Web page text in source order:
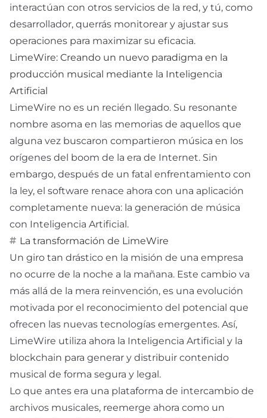
interactúan con otros servicios de la red, y tú, como
desarrollador, querrás monitorear y ajustar sus
operaciones para maximizar su eficacia.
LimeWire: Creando un nuevo paradigma en la
producción musical mediante la Inteligencia
Artificial
LimeWire no es un recién llegado. Su resonante
nombre asoma en las memorias de aquellos que
alguna vez buscaron compartieron música en los
orígenes del boom de la era de Internet. Sin
embargo, después de un fatal enfrentamiento con
la ley, el software renace ahora con una aplicación
completamente nueva: la generación de música
con Inteligencia Artificial.
La transformación de LimeWire
Un giro tan drástico en la misión de una empresa
no ocurre de la noche a la mañana. Este cambio va
más allá de la mera reinvención, es una evolución
motivada por el reconocimiento del potencial que
ofrecen las nuevas tecnologías emergentes. Así,
LimeWire utiliza ahora la Inteligencia Artificial y la
blockchain para generar y distribuir contenido
musical de forma segura y legal.
Lo que antes era una plataforma de intercambio de
archivos musicales, reemerge ahora como un